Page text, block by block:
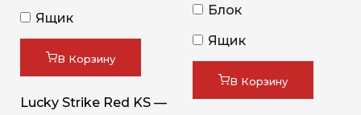
Ящик
В Корзину
Lucky Strike Red KS —
Блок
Ящик
В Корзину